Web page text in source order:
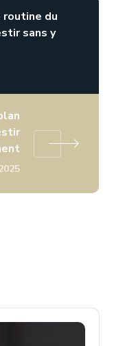
du
sans y